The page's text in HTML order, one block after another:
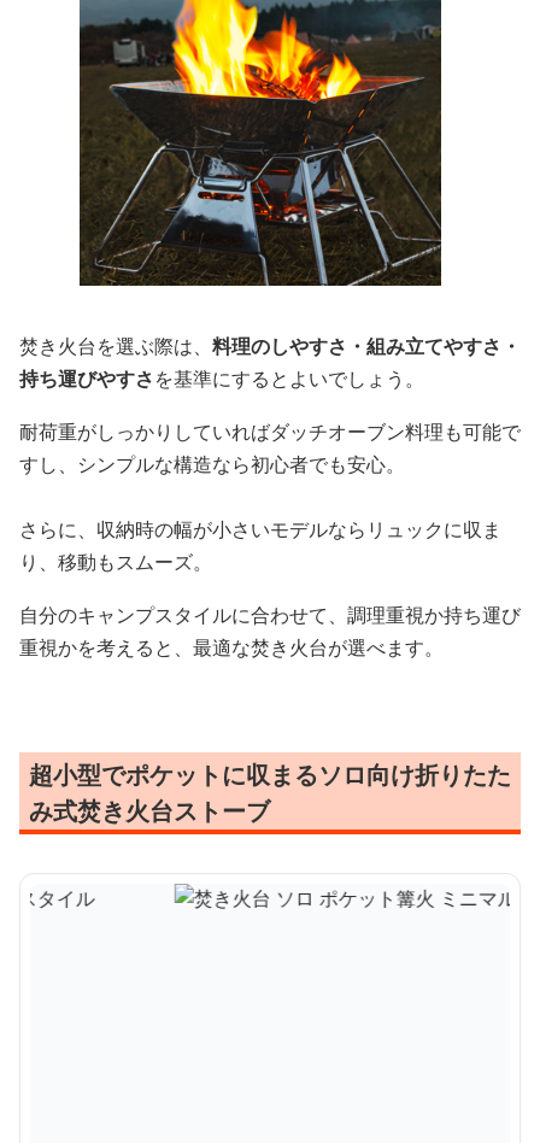
焚き火台を選ぶ際は、 料理のしやすさ・組み立てやすさ・
持ち運びやすさを基準にするとよいでしょう。
耐荷重がしっかりしていればダッチオーブン料理も可能で
すし、シンプルな構造なら初心者でも安心。
さらに、収納時の幅が小さいモデルならリュックに収ま
り、移動もスムーズ。
自分のキャンプスタイルに合わせて、調理重視か持ち運び
重視かを考えると、最適な焚き火台が選べます。
超小型でポケットに収まるソロ向け折りたた
み式焚き火台ストーブ